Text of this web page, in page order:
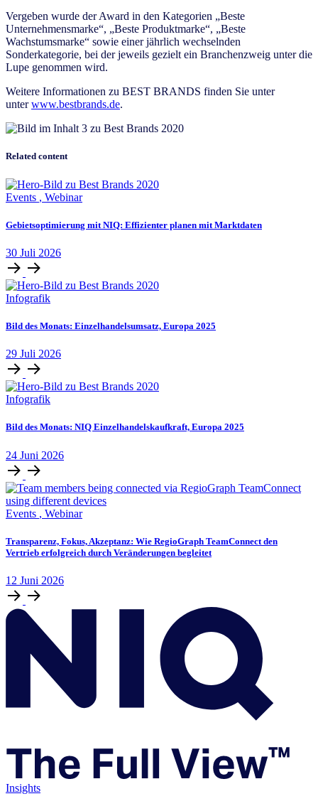
Vergeben wurde der Award in den Kategorien „Beste
Unternehmensmarke“, „Beste Produktmarke“, „Beste
Wachstumsmarke“ sowie einer jährlich wechselnden
Sonderkategorie, bei der jeweils gezielt ein Branchenzweig unter die
Lupe genommen wird.
Weitere Informationen zu BEST BRANDS finden Sie unter
unterwww.bestbrands.de.
Related content
Events , Webinar
Gebietsoptimierung mit NIQ: Effizienter planen mit Marktdaten
30 Juli 2026
Infografik
Bild des Monats: Einzelhandelsumsatz, Europa 2025
29 Juli 2026
Infografik
Bild des Monats: NIQ Einzelhandelskaufkraft, Europa 2025
24 Juni 2026
Events , Webinar
Transparenz, Fokus, Akzeptanz: Wie RegioGraph TeamConnect den
Vertrieb erfolgreich durch Veränderungen begleitet
12 Juni 2026
Insights